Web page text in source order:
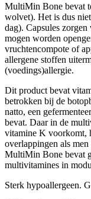
MultiMin Bone bevat
wolvet). Het is dus
dag). Capsules
mogen worden
vruchtencompote of
allergene stoffen
(voedings)allergie.
Dit product bevat
betrokken bij de
natto, een
bevat. Daar in de
vitamine K voorkomt,
overlappingen als
MultiMin Bone bevat
multivitamines in
Sterk hypoallergeen.